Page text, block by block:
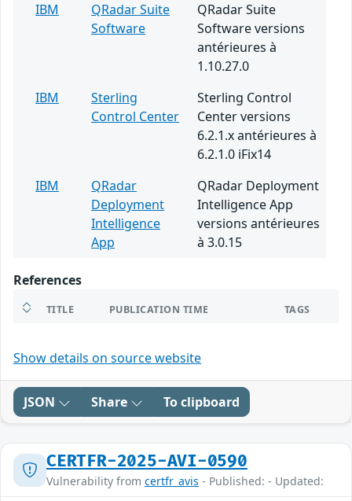
IBM
QRadar Suite
Software
QRadar Suite
Software versions
antérieures à
1.10.27.0
IBM
Sterling
Control Center
Sterling Control
Center versions
6.2.1.x antérieures à
6.2.1.0 iFix14
IBM
QRadar
Deployment
Intelligence
App
QRadar Deployment
Intelligence App
versions antérieures
à 3.0.15
References
TITLE PUBLICATION TIME TAGS
Show details on source website
JSON Share To clipboard
CERTFR-2025-AVI-0590
Vulnerability from certfr_avis - Published: - Updated: